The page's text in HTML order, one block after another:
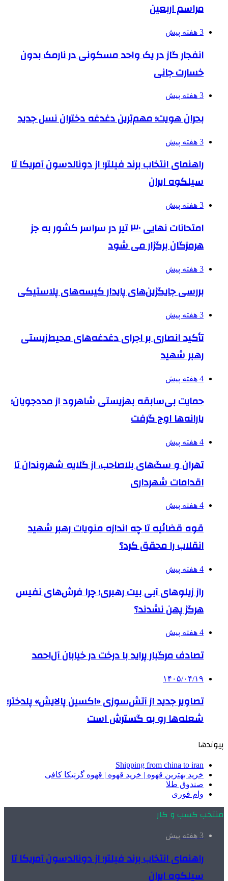
مراسم اربعین
3 هفته پیش
انفجار گاز در یک واحد مسکونی در نارمک بدون
خسارت جانی
3 هفته پیش
بحران هویت؛ مهم‌ترین دغدغه دختران نسل جدید
3 هفته پیش
راهنمای انتخاب برند فیلتر؛ از دونالدسون آمریکا تا
سیلکوه ایران
3 هفته پیش
امتحانات نهایی ۳۰ تیر در سراسر کشور به جز
هرمزگان برگزار می شود
3 هفته پیش
بررسی جایگزین‌های پایدار کیسه‌های پلاستیکی
3 هفته پیش
تأکید انصاری بر اجرای دغدغه‌های محیط‌زیستی
رهبر شهید
4 هفته پیش
حمایت بی‌سابقه بهزیستی شاهرود از مددجویان؛
یارانه‌ها اوج گرفت
4 هفته پیش
تهران و سگ‌های بلاصاحب، از گلایه شهروندان تا
اقدامات شهرداری
4 هفته پیش
قوه قضائیه تا چه اندازه منویات رهبر شهید
انقلاب را محقق کرد؟
4 هفته پیش
راز زیلوهای آبی بیت رهبری؛ چرا فرش‌های نفیس
هرگز پهن نشدند؟
4 هفته پیش
تصادف مرگبار پراید با درخت در خیابان آل‌احمد
۱۴۰۵/۰۴/۱۹
تصاویر جدید از آتش‌سوزی «اکسین پالایش» پلدختر؛
شعله‌ها رو به گسترش است
پیوندها
Shipping from china to iran
خرید بهترین قهوه | خرید قهوه | قهوه گرنیکا کافی
صندوق طلا
وام فوری
منتخب کسب و کار
3 هفته پیش
راهنمای انتخاب برند فیلتر؛ از دونالدسون آمریکا تا
سیلکوه ایران